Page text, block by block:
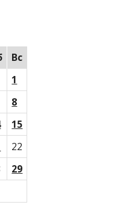
Вс
1
8
15
22
29